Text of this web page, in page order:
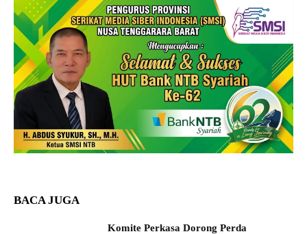
BACA JUGA
Komite Perkasa Dorong Perda